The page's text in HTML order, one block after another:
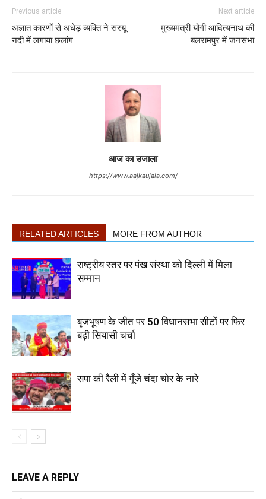
Previous article
अज्ञात कारणों से अधेड़ व्यक्ति ने सरयू
नदी में लगाया छलांग
Next article
मुख्यमंत्री योगी आदित्यनाथ की
बलरामपुर में जनसभा
आज का उजाला
https://www.aajkaujala.com/
RELATED ARTICLES MORE FROM AUTHOR
राष्ट्रीय स्तर पर पंख संस्था को दिल्ली में मिला
सम्मान
बृजभूषण के जीत पर 50 विधानसभा सीटों पर फिर
बढ़ी सियासी चर्चा
सपा की रैली में गूँजे चंदा चोर के नारे
LEAVE A REPLY